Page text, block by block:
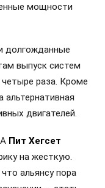
мощности
долгожданные
выпуск систем
раза. Кроме
альтернативная
двигателей.
Пит Хегсет
на жесткую.
альянсу пора